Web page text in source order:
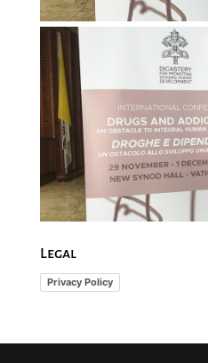
Legal
Privacy Policy